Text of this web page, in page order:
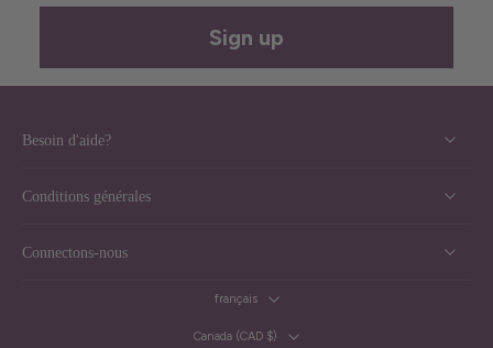
Sign up
Besoin d'aide?
Conditions générales
Connectons-nous
français
Canada ‎(CAD $)‎